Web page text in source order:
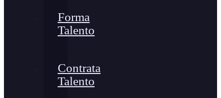
Forma
Talento
Contrata
Talento